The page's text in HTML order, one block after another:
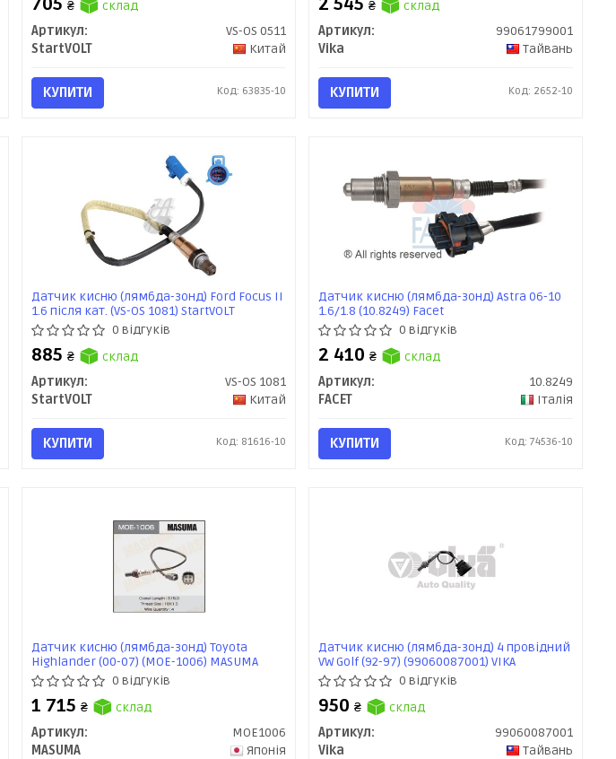
705₴
склад
Артикул:
VS-OS 0511
StartVOLT
Китай
КУПИТИ Код: 63835-10
2 545₴
склад
Артикул:
99061799001
Vika
Тайвань
КУПИТИ Код: 2652-10
Датчик кисню (лямбда-зонд) Ford Focus II
1.6 після кат. (VS-OS 1081) StartVOLT
0 відгуків
885₴
склад
Артикул:
VS-OS 1081
StartVOLT
Китай
КУПИТИ Код: 81616-10
Датчик кисню (лямбда-зонд) Astra 06-10
1.6/1.8 (10.8249) Facet
0 відгуків
2 410₴
склад
Артикул:
10.8249
FACET
Італія
КУПИТИ Код: 74536-10
Датчик кисню (лямбда-зонд) Toyota
Highlander (00-07) (MOE-1006) MASUMA
0 відгуків
1 715₴
склад
Артикул:
MOE1006
MASUMA
Японія
Датчик кисню (лямбда-зонд) 4 провідний
VW Golf (92-97) (99060087001) VIKA
0 відгуків
950₴
склад
Артикул:
99060087001
Vika
Тайвань